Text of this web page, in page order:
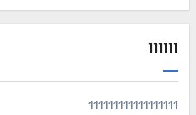
111111
111111111111111111